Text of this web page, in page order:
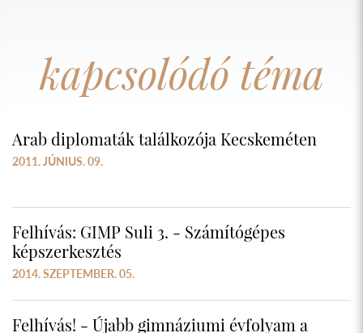
kapcsolódó téma
Arab diplomaták találkozója Kecskeméten
2011. JÚNIUS. 09.
Felhívás: GIMP Suli 3. - Számítógépes
képszerkesztés
2014. SZEPTEMBER. 05.
Felhívás! - Újabb gimnáziumi évfolyam a